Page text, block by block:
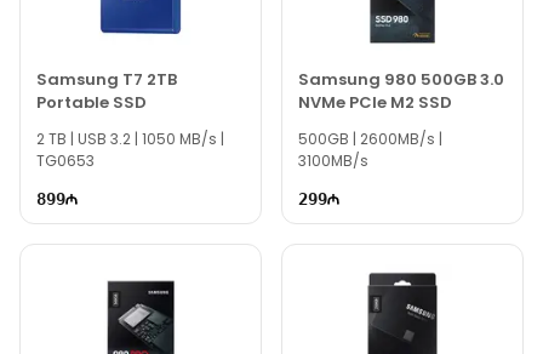
Samsung T7 2TB
Portable SSD
2 TB | USB 3.2 | 1050 MB/s |
TG0653
899
Samsung 980 500GB 3.0
NVMe PCIe M2 SSD
500GB | 2600MB/s |
3100MB/s
299